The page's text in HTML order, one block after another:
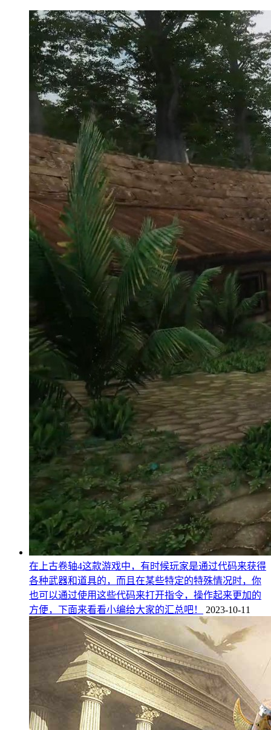
在上古卷轴4这款游戏中，有时候玩家是通过代码来获得
各种武器和道具的，而且在某些特定的特殊情况时，你
也可以通过使用这些代码来打开指令，操作起来更加的
方便，下面来看看小编给大家的汇总吧！
2023-10-11